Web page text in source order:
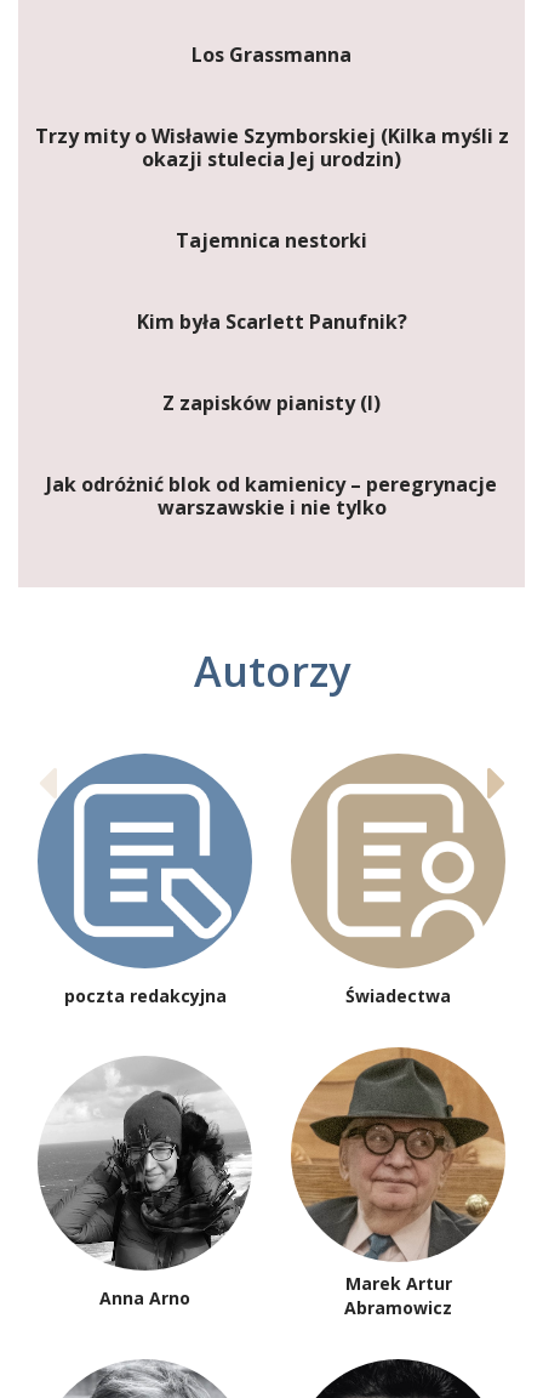
Los Grassmanna
Trzy mity o Wisławie Szymborskiej (Kilka myśli z
okazji stulecia Jej urodzin)
Tajemnica nestorki
Kim była Scarlett Panufnik?
Z zapisków pianisty (I)
Jak odróżnić blok od kamienicy – peregrynacje
warszawskie i nie tylko
Autorzy
poczta redakcyjna Świadectwa
Anna Arno
Marek Artur
Abramowicz